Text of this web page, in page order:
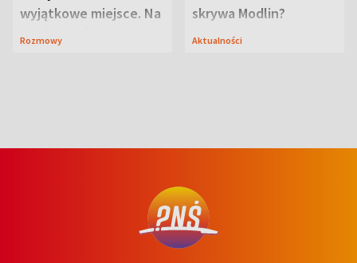
wyjątkowe miejsce. Na
szlaku czekał
Rozmowy
skrywa Modlin?
Aktualności